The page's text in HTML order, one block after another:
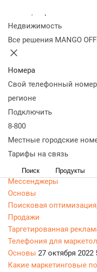
Недвижимость
Все решения MANGO
Номера
Свой телефонный
регионе
Подключить
8-800
Местные городские
Тарифы на связь
Поиск Продукты
Статьи, обзоры, ТОПы,
бизнеса. Энциклопедия
актуальная, живая и
языком.
CRM маркетинг
Аналитика
Веб-аналитика
Веб-разработка
Контекстная реклама
Яндекс Директ
Контент-маркетинг
Мессенджеры
Основы
Поисковая
Продажи
Таргетированная
Телефония для
Основы 27 октября 2022
Какие маркетинговые